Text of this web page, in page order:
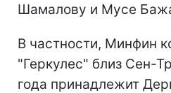
Шамалову и Мусе
В частности, Минфин
"Геркулес" близ Сен-
года принадлежит